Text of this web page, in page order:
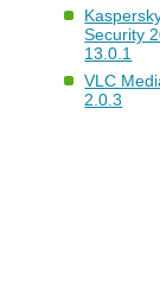
Security
13.0.1
VLC
2.0.3